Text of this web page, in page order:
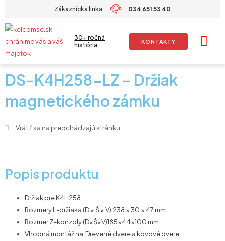
obsah
Zákaznícka linka 034 651 53 40
30+ ročná
história
KONTAKTY
DS-K4H258-LZ – Držiak
magnetického zámku
Vrátiť sa na predchádzajú stránku
Popis produktu
Držiak pre K4H258
Rozmery L-držiaka (D × Š × V) 238 × 30 × 47 mm
Rozmer Z-konzoly (D×Š×V)185×44×100 mm
Vhodná montáž na Drevené dvere a kovové dvere